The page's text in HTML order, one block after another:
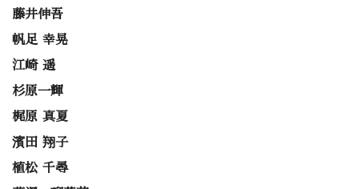
藤井伸吾
帆足 幸晃
江崎 遥
杉原一輝
梶原 真夏
濱田 翔子
植松 千尋